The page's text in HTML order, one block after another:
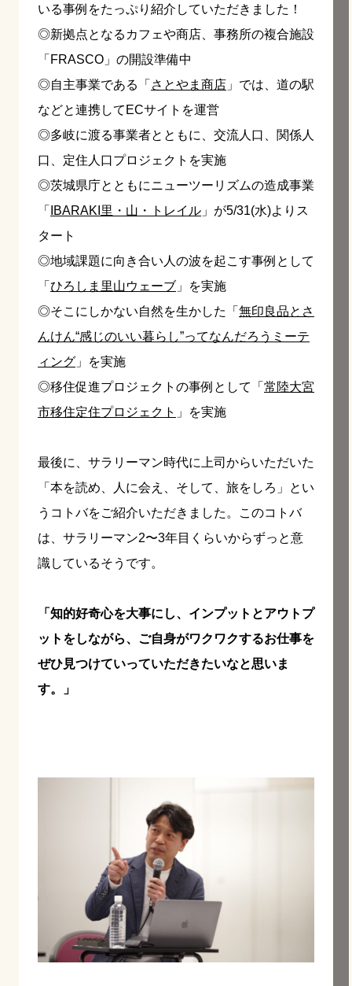
いる事例をたっぷり紹介していただきました！
◎新拠点となるカフェや商店、事務所の複合施設
「FRASCO」の開設準備中
◎自主事業である「 さとやま商店 」では、道の駅
などと連携してECサイトを運営
◎多岐に渡る事業者とともに、交流人口、関係人
口、定住人口プロジェクトを実施
◎茨城県庁とともにニューツーリズムの造成事業
「
IBARAKI里・山・トレイル 」が5/31(水)よりス
タート
◎地域課題に向き合い人の波を起こす事例として
「 ひろしま里山ウェーブ 」を実施
◎そこにしかない自然を生かした「 無印良品とさ
んけん“感じのいい暮らし”ってなんだろうミーテ
ィング 」を実施
◎移住促進プロジェクトの事例として「 常陸大宮
市移住定住プロジェクト 」を実施
最後に、サラリーマン時代に上司からいただいた
「本を読め、人に会え、そして、旅をしろ」とい
うコトバをご紹介いただきました。このコトバ
は、サラリーマン2〜3年目くらいからずっと意
識しているそうです。
「知的好奇心を大事にし、インプットとアウトプ
ットをしながら、ご自身がワクワクするお仕事を
ぜひ見つけていっていただきたいなと思いま
す。」